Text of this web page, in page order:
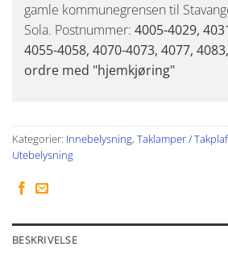
gamle kommunegrensen til
Sola. Postnummer: 4005-4029,
4055-4058, 4070-4073, 4077,
ordre med "hjemkjøring"
Kategorier: Innebelysning, Taklamper /
Utebelysning
BESKRIVELSE